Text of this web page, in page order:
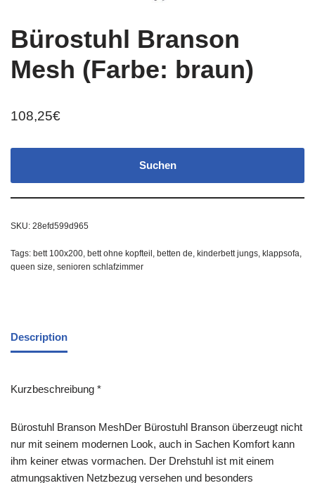
Bürostuhl Branson
Mesh (Farbe: braun)
108,25€
Suchen
SKU: 28efd599d965
Tags: bett 100x200, bett ohne kopfteil , betten de, kinderbett jungs, klappsofa,
queen size, senioren schlafzimmer
Description
Kurzbeschreibung *
Bürostuhl Branson MeshDer Bürostuhl Branson überzeugt nicht
nur mit seinem modernen Look, auch in Sachen Komfort kann
ihm keiner etwas vormachen. Der Drehstuhl ist mit einem
atmungsaktiven Netzbezug versehen und besonders